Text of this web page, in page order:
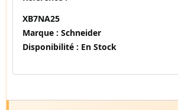
XB7NA25
Marque : Schneider
Disponibilité : En Stock